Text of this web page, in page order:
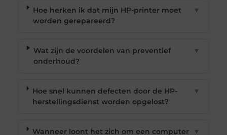
Hoe herken ik dat mijn HP-printer moet
worden gerepareerd?
▼
Wat zijn de voordelen van preventief
onderhoud?
▼
Hoe snel kunnen defecten door de HP-
herstellingsdienst worden opgelost?
▼
Wanneer loont het zich om een computer ▼